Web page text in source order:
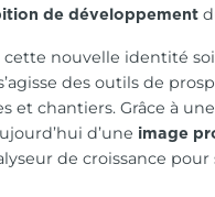
de développement
cette nouvelle identité
des outils de
et chantiers. Grâce à
d’une image
de croissance pour